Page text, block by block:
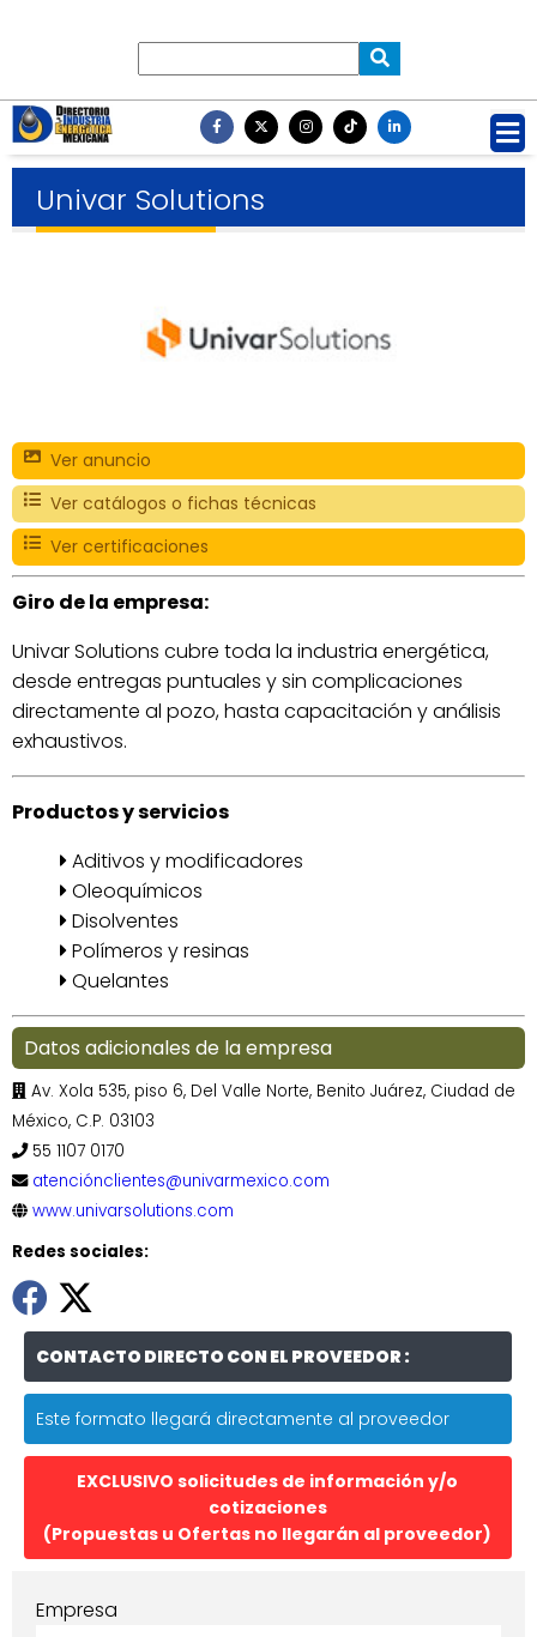
Univar Solutions
Ver anuncio
Ver catálogos o fichas técnicas
Ver certificaciones
Giro de la empresa:
Univar Solutions cubre toda la industria energética,
desde entregas puntuales y sin complicaciones
directamente al pozo, hasta capacitación y análisis
exhaustivos.
Productos y servicios
Aditivos y modificadores
Oleoquímicos
Disolventes
Polímeros y resinas
Quelantes
Datos adicionales de la empresa
Av. Xola 535, piso 6, Del Valle Norte, Benito Juárez, Ciudad de
México, C.P. 03103
55 1107 0170
atenciónclientes@univarmexico.com
www.univarsolutions.com
Redes sociales:
CONTACTO DIRECTO CON EL PROVEEDOR :
Este formato llegará directamente al proveedor
EXCLUSIVO solicitudes de información y/o
cotizaciones
(Propuestas u Ofertas no llegarán al proveedor)
Empresa